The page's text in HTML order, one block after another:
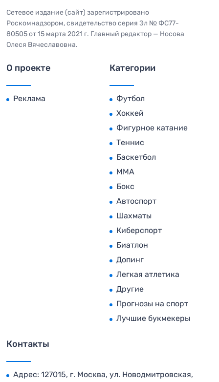
Сетевое издание (сайт) зарегистрировано
Роскомнадзором, свидетельство серия Эл № ФС77-
80505 от 15 марта 2021 г. Главный редактор — Носова
Олеся Вячеславовна.
О проекте
Реклама
Категории
Футбол
Хоккей
Фигурное катание
Теннис
Баскетбол
MMA
Бокс
Автоспорт
Шахматы
Киберспорт
Биатлон
Допинг
Легкая атлетика
Другие
Прогнозы на спорт
Лучшие букмекеры
Контакты
Адрес: 127015, г. Москва, ул. Новодмитровская,